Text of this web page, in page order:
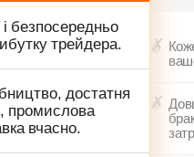
безпосередньо
трейдера.
достатня
промислова
вчасно.